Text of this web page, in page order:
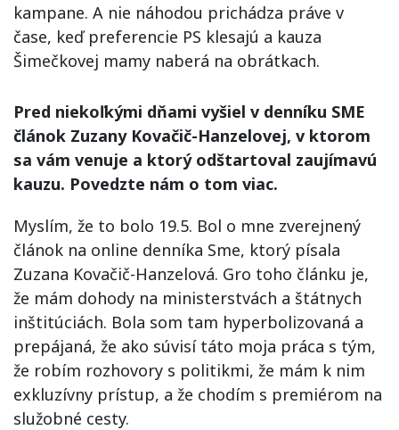
kampane. A nie náhodou prichádza práve v
čase, keď preferencie PS klesajú a kauza
Šimečkovej mamy naberá na obrátkach.
Pred niekoľkými dňami vyšiel v denníku SME
článok Zuzany Kovačič-Hanzelovej, v ktorom
sa vám venuje a ktorý odštartoval zaujímavú
kauzu. Povedzte nám o tom viac.
Myslím, že to bolo 19.5. Bol o mne zverejnený
článok na online denníka Sme, ktorý písala
Zuzana Kovačič-Hanzelová. Gro toho článku je,
že mám dohody na ministerstvách a štátnych
inštitúciách. Bola som tam hyperbolizovaná a
prepájaná, že ako súvisí táto moja práca s tým,
že robím rozhovory s politikmi, že mám k nim
exkluzívny prístup, a že chodím s premiérom na
služobné cesty.